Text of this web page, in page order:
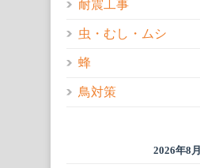
耐震工事
虫・むし・ムシ
蜂
鳥対策
2026年8月